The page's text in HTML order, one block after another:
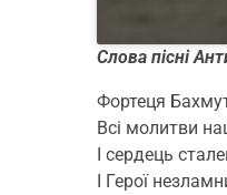
Слова пісні
Фортеця
Всі молитви
І сердець
І Герої